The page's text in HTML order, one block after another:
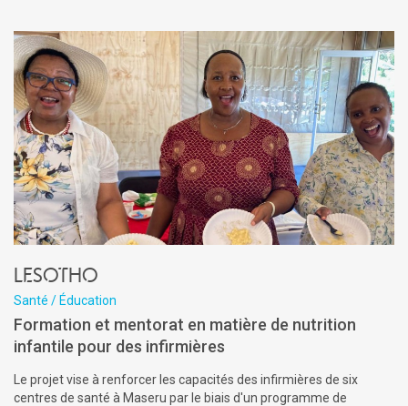
Lesotho
Santé / Éducation
Formation et mentorat en matière de nutrition
infantile pour des infirmières
Le projet vise à renforcer les capacités des infirmières de six
centres de santé à Maseru par le biais d'un programme de